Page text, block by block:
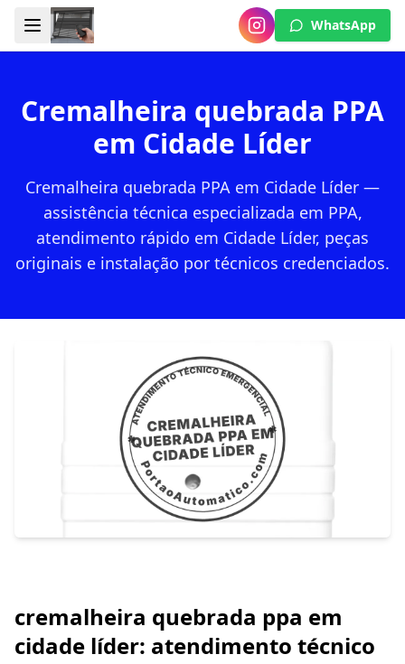
WhatsApp
Cremalheira quebrada PPA
em Cidade Líder
Cremalheira quebrada PPA em Cidade Líder —
assistência técnica especializada em PPA,
atendimento rápido em Cidade Líder, peças
originais e instalação por técnicos credenciados.
cremalheira quebrada ppa em
cidade líder: atendimento técnico